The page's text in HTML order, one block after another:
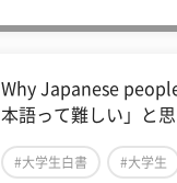
Why Japanese
本語って難しい」と
#大学生白書 #大学生